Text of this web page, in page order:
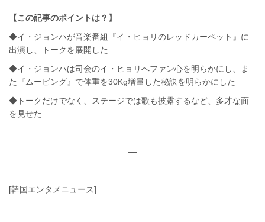
【この記事のポイントは？】
◆イ・ジョンハが音楽番組『イ・ヒョリのレッドカーペット』に
出演し、トークを展開した
◆イ・ジョンハは司会のイ・ヒョリへファン心を明らかにし、ま
た『ムービング』で体重を30Kg増量した秘訣を明らかにした
◆トークだけでなく、ステージでは歌も披露するなど、多才な面
を見せた
—
[韓国エンタメニュース]